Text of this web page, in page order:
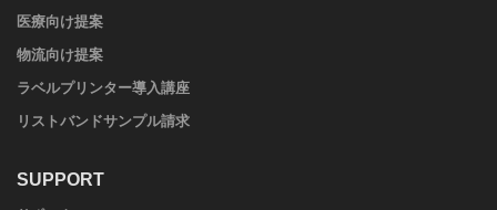
医療向け提案
物流向け提案
ラベルプリンター導入講座
リストバンドサンプル請求
SUPPORT